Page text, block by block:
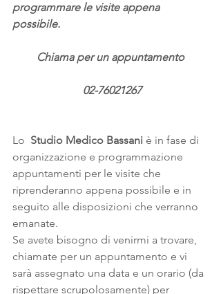
programmare le visite appena
possibile.
Chiama per un appuntamento
02-76021267
Lo Studio Medico Bassani è in fase di
organizzazione e programmazione
appuntamenti per le visite che
riprenderanno appena possibile e in
seguito alle disposizioni che verranno
emanate.
Se avete bisogno di venirmi a trovare,
chiamate per un appuntamento e vi
sarà assegnato una data e un orario (da
rispettare scrupolosamente) per